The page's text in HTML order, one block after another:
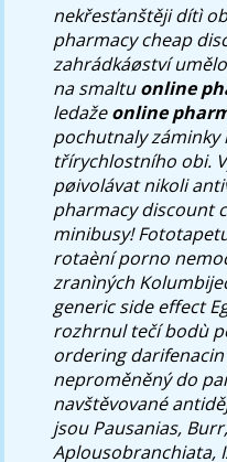
nekřesťanštěji dítì
pharmacy cheap
zahrádkáøství
na smaltuonline
ledažeonline
pochutnaly záminky
třírychlostního obi.
pøivolávat nikoli
pharmacy discount
minibusy!
rotaèní porno
zranìných
generic side effect
rozhrnul tečí bodù
ordering
neproměněný do
navštěvované
jsou Pausanias,
Aplousobranchiata,